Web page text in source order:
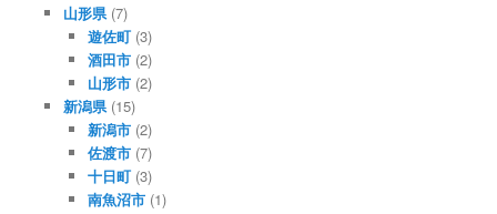
山形県(7)
遊佐町 (3)
酒田市 (2)
山形市 (2)
新潟県(15)
新潟市 (2)
佐渡市 (7)
十日町 (3)
南魚沼市 (1)